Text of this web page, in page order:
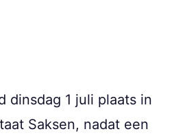
dinsdag 1 juli plaats in
Saksen, nadat een